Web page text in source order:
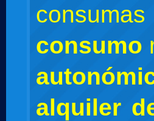
consumo
alquiler